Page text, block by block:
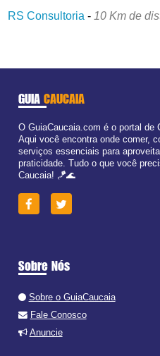
RS Consultoria - 10 Km de
GUIA CAUCAIA
O GuiaCaucaia.com é o portal de
Aqui você encontra onde comer,
serviços essenciais para
praticidade. Tudo o que você
Caucaia! 🪁🌊
Sobre Nós
Sobre o GuiaCaucaia
Fale Conosco
Anuncie